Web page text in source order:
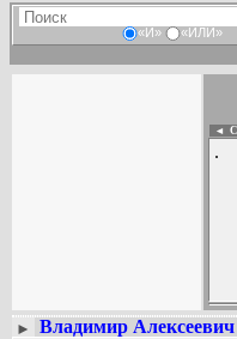
«И» «ИЛИ»
◄
.
► Владимир